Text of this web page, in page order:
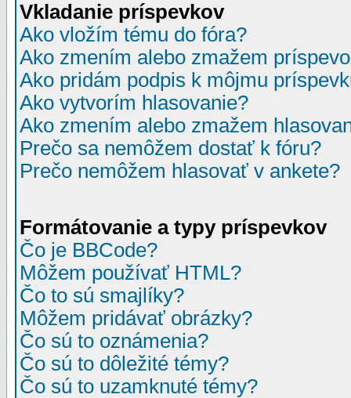
Vkladanie príspevkov
Ako vložím tému do fóra?
Ako zmením alebo zmažem
Ako pridám podpis k môjmu
Ako vytvorím hlasovanie?
Ako zmením alebo zmažem
Prečo sa nemôžem dostať k fóru?
Prečo nemôžem hlasovať v ankete?
Formátovanie a typy príspevkov
Čo je BBCode?
Môžem používať HTML?
Čo to sú smajlíky?
Môžem pridávať obrázky?
Čo sú to oznámenia?
Čo sú to dôležité témy?
Čo sú to uzamknuté témy?